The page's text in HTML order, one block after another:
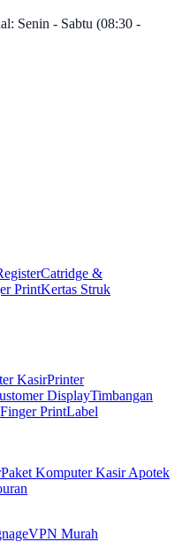
Senin - Sabtu (08:30 -
Catridge &
PrintKertas Struk
KasirPrinter
DisplayTimbangan
Finger PrintLabel
Paket Komputer Kasir Apotek
VPN Murah